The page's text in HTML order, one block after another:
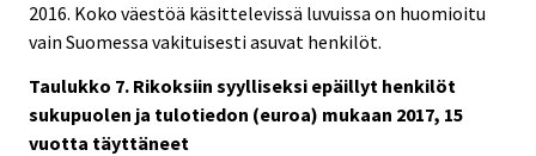
2016. Koko väestöä käsittelevissä luvuissa on huomioitu
vain Suomessa vakituisesti asuvat henkilöt.
Taulukko 7. Rikoksiin syylliseksi epäillyt henkilöt
sukupuolen ja tulotiedon (euroa) mukaan 2017, 15
vuotta täyttäneet